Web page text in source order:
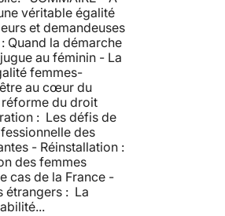
véritable égalité
et demandeuses
Quand la démarche
au féminin - La
femmes-
au cœur du
du droit
: Les défis de
des
- Réinstallation :
des femmes
cas de la France -
étrangers : La